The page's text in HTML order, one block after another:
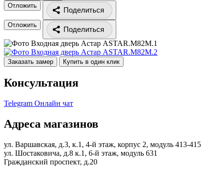
Отложить
Поделиться
Отложить
Поделиться
Заказать замер Купить в один клик
Консультация
Telegram Онлайн чат
Адреса магазинов
ул. Варшавская, д.3, к.1, 4-й этаж, корпус 2, модуль 413-415
ул. Шостаковича, д.8 к.1, 6-й этаж, модуль 631
Гражданский проспект, д.20